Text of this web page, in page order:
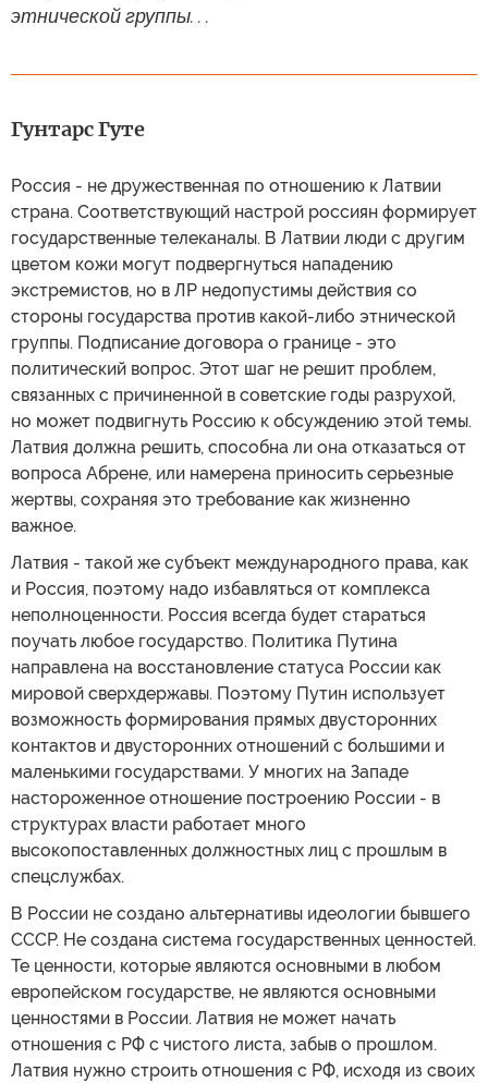
этнической группы. . .
Гунтарс Гуте
Россия - не дружественная по отношению к Латвии
страна. Соответствующий настрой россиян формирует
государственные телеканалы. В Латвии люди с другим
цветом кожи могут подвергнуться нападению
экстремистов, но в ЛР недопустимы действия со
стороны государства против какой-либо этнической
группы. Подписание договора о границе - это
политический вопрос. Этот шаг не решит проблем,
связанных с причиненной в советские годы разрухой,
но может подвигнуть Россию к обсуждению этой темы.
Латвия должна решить, способна ли она отказаться от
вопроса Абрене, или намерена приносить серьезные
жертвы, сохраняя это требование как жизненно
важное.
Латвия - такой же субъект международного права, как
и Россия, поэтому надо избавляться от комплекса
неполноценности. Россия всегда будет стараться
поучать любое государство. Политика Путина
направлена на восстановление статуса России как
мировой сверхдержавы. Поэтому Путин использует
возможность формирования прямых двусторонних
контактов и двусторонних отношений с большими и
маленькими государствами. У многих на Западе
настороженное отношение построению России - в
структурах власти работает много
высокопоставленных должностных лиц с прошлым в
спецслужбах.
В России не создано альтернативы идеологии бывшего
СССР. Не создана система государственных ценностей.
Те ценности, которые являются основными в любом
европейском государстве, не являются основными
ценностями в России. Латвия не может начать
отношения с РФ с чистого листа, забыв о прошлом.
Латвия нужно строить отношения с РФ, исходя из своих